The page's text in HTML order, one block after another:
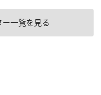
一覧を見る